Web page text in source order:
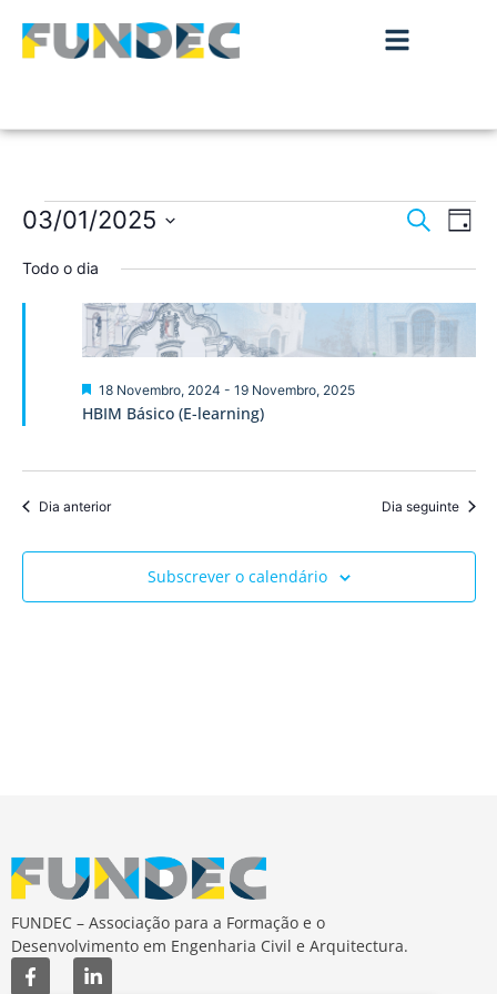
de
e
Pesquisar
de
Dia
03/01/2025
a
Todo o dia
HBIM Básico (E-learning)
Destaque
18 Novembro, 2024 - 19 Novembro, 2025
Dia anterior Dia seguinte
Subscrever o calendário
FUNDEC – Associação para a Formação e o
Desenvolvimento em Engenharia Civil e Arquitectura.